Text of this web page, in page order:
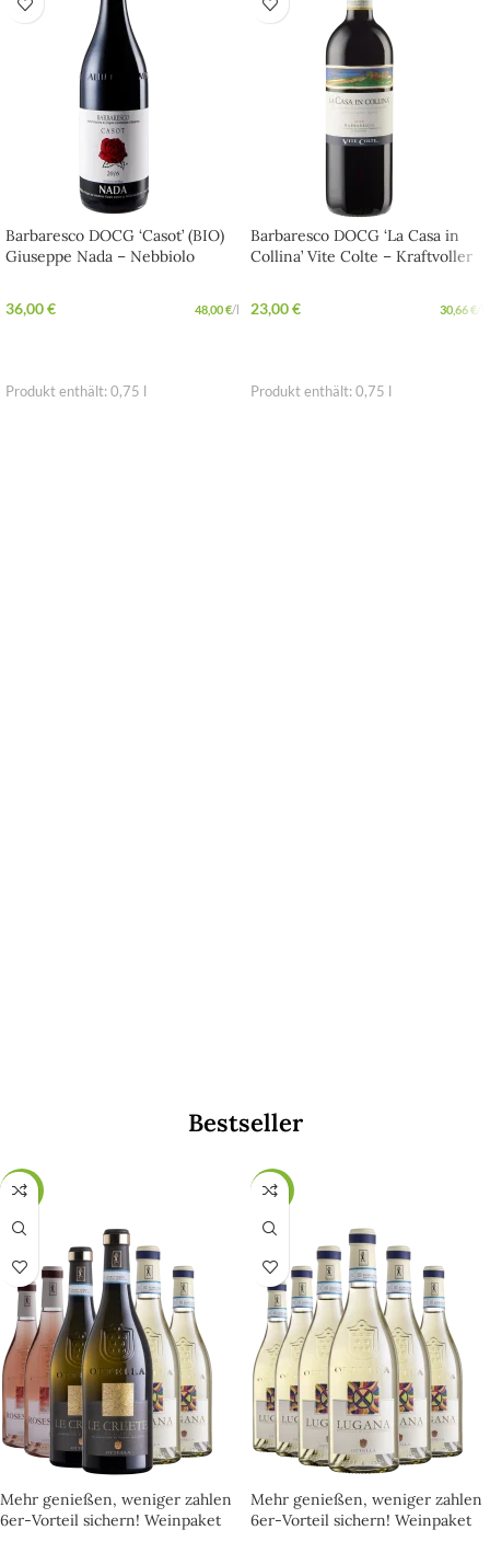
Barbaresco DOCG ‘Casot’ (BIO)
Giuseppe Nada – Nebbiolo
36,00€ 48,00€/
Produkt enthält: 0,75
Barbaresco DOCG ‘La Casa in
Collina’ Vite Colte – Kraftvoller
23,00€ 30,66€
Produkt enthält: 0,75
Bestseller
SALE
Mehr genießen, weniger zahlen
6er-Vorteil sichern! Weinpaket
LUGANA ELEGANZ
SALE
Mehr genießen, weniger zahlen
6er-Vorteil sichern! Weinpaket